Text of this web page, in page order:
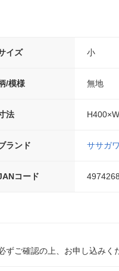
イズ 小
/模様 無地
法
ランド ササガワ
コード
ご確認の上、お申し込みく